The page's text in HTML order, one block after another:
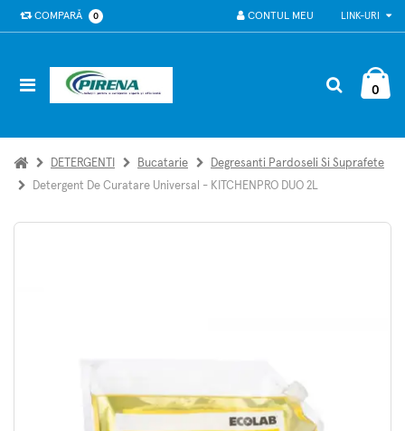
COMPARĂ 0 LINK-URI
CONTUL MEU
0
DETERGENTI Bucatarie
Degresanti Pardoseli Si Suprafete
Detergent De Curatare Universal - KITCHENPRO DUO 2L